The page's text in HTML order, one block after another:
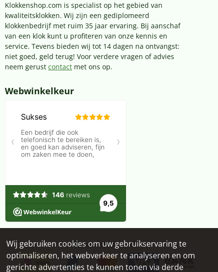
Klokkenshop.com is specialist op het gebied van
kwaliteitsklokken. Wij zijn een gediplomeerd
klokkenbedrijf met ruim 35 jaar ervaring. Bij aanschaf
van een klok kunt u profiteren van onze kennis en
service. Tevens bieden wij tot 14 dagen na ontvangst:
niet goed, geld terug! Voor verdere vragen of advies
neem gerust contact met ons op.
Webwinkelkeur
Betaalmethoden
Wij gebruiken cookies om uw gebruikservaring te
optimaliseren, het webverkeer te analyseren en om
gerichte advertenties te kunnen tonen via derde